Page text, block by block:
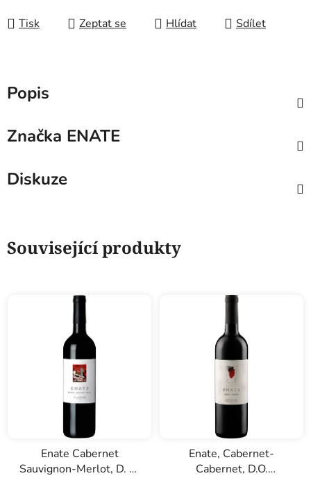
Tisk Zeptat se Hlídat Sdílet
Popis
Značka ENATE
Diskuze
Související produkty
Enate Cabernet
Sauvignon-Merlot, D. O.
Enate, Cabernet-
Cabernet, D.O.